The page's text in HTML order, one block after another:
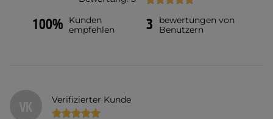
100%
Kunden
empfehlen
3
bewertungen von
Benutzern
VK Verifizierter Kunde